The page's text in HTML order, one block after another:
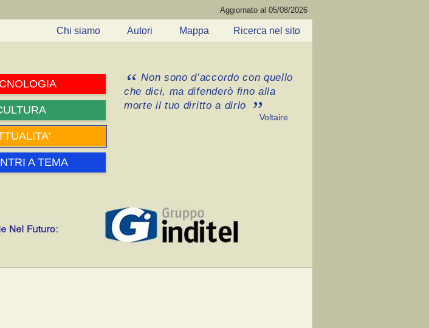
Aggiornato al 05/08/2026
Chi siamo Autori Mappa Ricerca nel sito
A TEMA
Non sono d’accordo con quello
che dici, ma difenderò fino alla
morte il tuo diritto a dirlo
Voltaire